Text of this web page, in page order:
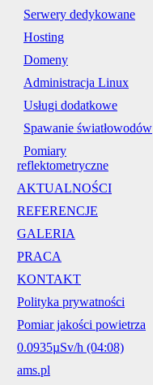
Serwery dedykowane
Hosting
Domeny
Administracja Linux
Usługi dodatkowe
Spawanie światłowodów
Pomiary
reflektometryczne
AKTUALNOŚCI
REFERENCJE
GALERIA
PRACA
KONTAKT
Polityka prywatności
Pomiar jakości powietrza
0.0935µSv/h (04:08)
ams.pl